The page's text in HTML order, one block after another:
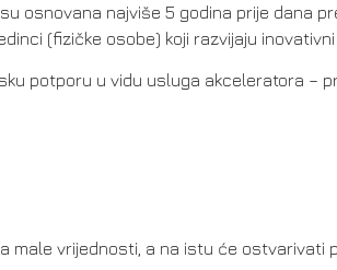
osnovana najviše 5 godina prije dana
(fizičke osobe) koji razvijaju
potporu u vidu usluga akceleratora –
vrijednosti, a na istu će